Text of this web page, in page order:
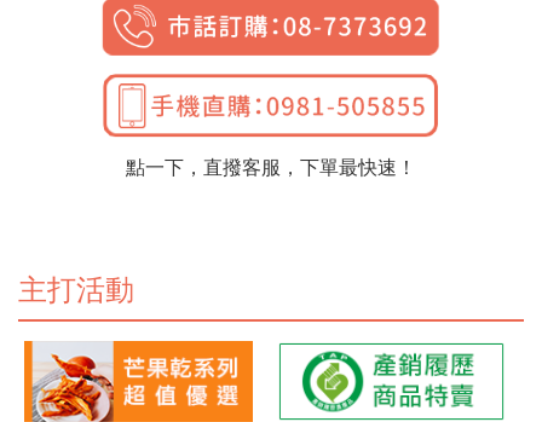
點一下，直撥客服，下單最快速！
主打活動